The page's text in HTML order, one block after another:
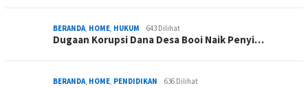
BERANDA, HOME, HUKUM 643 Dilihat
Dugaan Korupsi Dana Desa Booi Naik Penyi…
BERANDA, HOME, PENDIDIKAN 636 Dilihat